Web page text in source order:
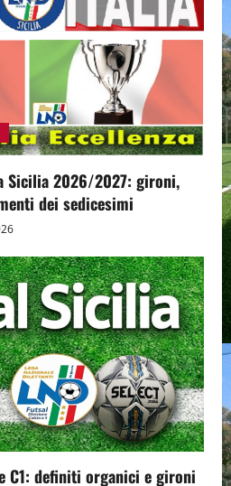
Sicilia 2026/2027: gironi,
dei sedicesimi
C1: definiti organici e gironi